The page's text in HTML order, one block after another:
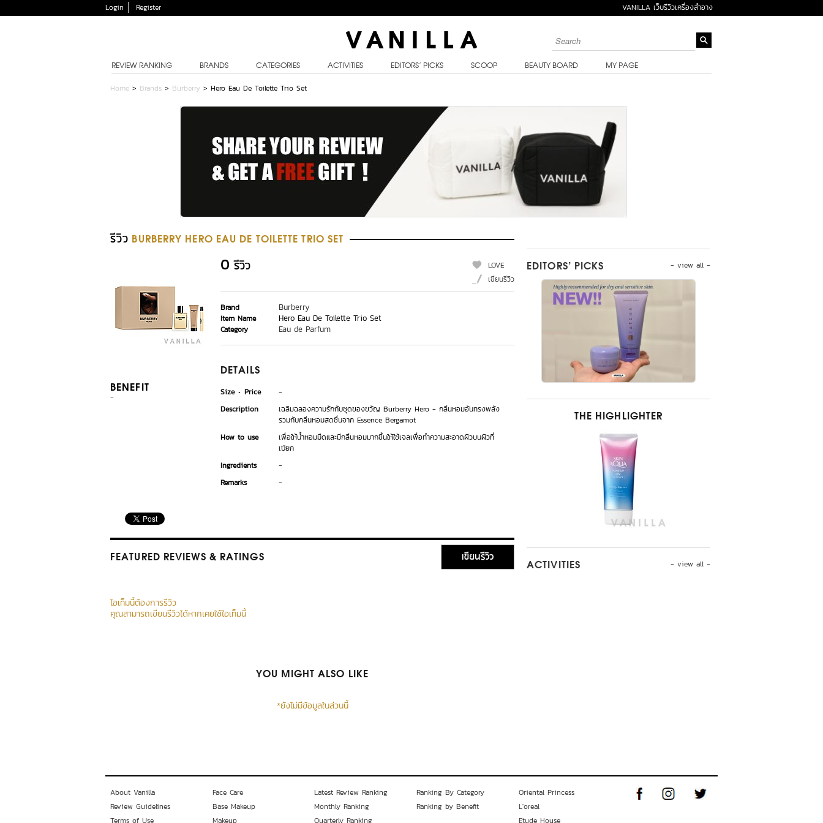
Login Register VANILLA เว็บรีวิวเครื่องสำอาง
REVIEW RANKING BRANDS CATEGORIES ACTIVITIES EDITORS’ PICKS SCOOP BEAUTY BOARD MY PAGE
Home > Brands > Burberry > Hero Eau De Toilette Trio Set
รีวิว BURBERRY HERO EAU DE TOILETTE TRIO SET
BENEFIT
-
0 รีวิว
LOVE
เขียนรีวิว
Brand Burberry
Item Name Hero Eau De Toilette Trio Set
Category Eau de Parfum
DETAILS
Size Price
-
Description
เฉลิมฉลองความรักกับชุดของขวัญ Burberry Hero - กลิ่นหอมอันทรงพลัง
รวมกับกลิ่นหอมสดชื่นจาก Essence Bergamot
How to use
เพื่อให้น้ำหอมมืดและมีกลิ่นหอมมากขึ้นให้ใช้เจลเพื่อทำความสะอาดผิวบนผิวที่
เปียก
Ingredients
-
Remarks
-
FEATURED REVIEWS & RATINGS เขียนรีวิว
ไอเท็มนี้ต้องการรีวิว
คุณสามารถเขียนรีวิวได้หากเคยใช้ไอเท็มนี้
YOU MIGHT ALSO LIKE
*ยังไม่มีข้อมูลในส่วนนี้
- view all -
EDITORS’ PICKS
THE HIGHLIGHTER
- view all -
ACTIVITIES
About Vanilla
Review Guidelines
Terms of Use
Face Care
Base Makeup
Makeup
Latest Review Ranking
Monthly Ranking
Quarterly Ranking
Ranking By Category
Ranking by Benefit
Oriental Princess
L'oreal
Etude House